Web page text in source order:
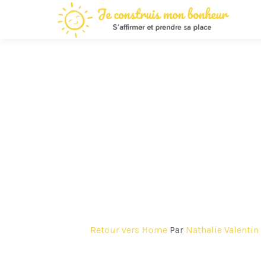
Retour vers Home Par Nathalie Valentin